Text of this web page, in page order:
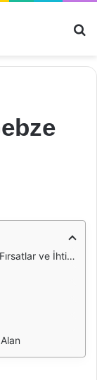
ve İhtiyaçlar